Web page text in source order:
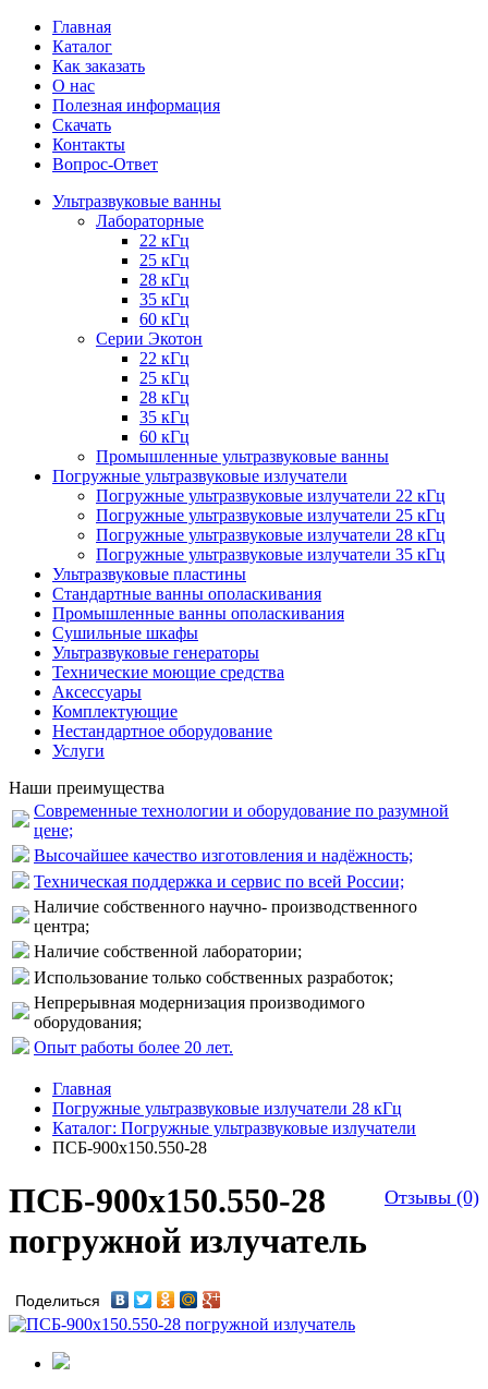
Главная
Каталог
Как заказать
О нас
Полезная информация
Скачать
Контакты
Вопрос-Ответ
Ультразвуковые ванны
Лабораторные
22 кГц
25 кГц
28 кГц
35 кГц
60 кГц
Серии Экотон
22 кГц
25 кГц
28 кГц
35 кГц
60 кГц
Промышленные ультразвуковые ванны
Погружные ультразвуковые излучатели
Погружные ультразвуковые излучатели 22 кГц
Погружные ультразвуковые излучатели 25 кГц
Погружные ультразвуковые излучатели 28 кГц
Погружные ультразвуковые излучатели 35 кГц
Ультразвуковые пластины
Стандартные ванны ополаскивания
Промышленные ванны ополаскивания
Сушильные шкафы
Ультразвуковые генераторы
Технические моющие средства
Аксессуары
Комплектующие
Нестандартное оборудование
Услуги
Наши преимущества
Современные технологии и оборудование по разумной
цене;
Высочайшее качество изготовления и надёжность;
Техническая поддержка и сервис по всей России;
Наличие собственного научно- производственного
центра;
Наличие собственной лаборатории;
Использование только собственных разработок;
Непрерывная модернизация производимого
оборудования;
Опыт работы более 20 лет.
Главная
Погружные ультразвуковые излучатели 28 кГц
Каталог: Погружные ультразвуковые излучатели
ПСБ-900х150.550-28
Отзывы (0)
ПСБ-900х150.550-28
погружной излучатель
Поделиться